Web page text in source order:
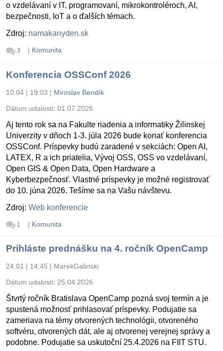
o vzdelávaní v IT, programovaní, mikrokontroléroch, AI,
bezpečnosti, IoT a o ďalších témach.
Zdroj: namakanyden.sk
3 | Komunita
Konferencia OSSConf 2026
10.04 | 19:03 | Miroslav Bendík
Dátum udalosti: 01.07.2026
Aj tento rok sa na Fakulte riadenia a informatiky Žilinskej
Univerzity v dňoch 1-3. júla 2026 bude konať konferencia
OSSConf. Príspevky budú zaradené v sekciách: Open AI,
LATEX, R a ich priatelia, Vývoj OSS, OSS vo vzdelávaní,
Open GIS & Open Data, Open Hardware a
Kyberbezpečnosť. Vlastné príspevky je možné registrovať
do 10. júna 2026. Tešíme sa na Vašu návštevu.
Zdroj: Web konferencie
1 | Komunita
Prihláste prednášku na 4. ročník OpenCamp
24.01 | 14:45 | MarekGalinski
Dátum udalosti: 25.04.2026
Štvrtý ročník Bratislava OpenCamp pozná svoj termín a je
spustená možnosť prihlasovať príspevky. Podujatie sa
zameriava na témy otvorených technológii, otvoreného
softvéru, otvorených dát, ale aj otvorenej verejnej správy a
podobne. Podujatie sa uskutoční 25.4.2026 na FIIT STU.